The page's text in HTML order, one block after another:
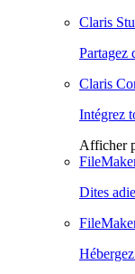
Claris
Partagez
Claris
Intégrez
Afficher
Dites